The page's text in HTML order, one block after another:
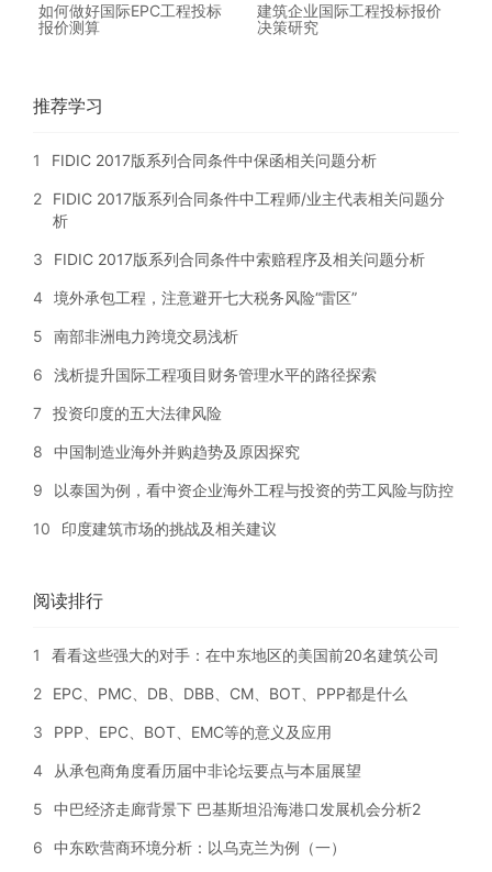
如何做好国际EPC工程投标
报价测算
建筑企业国际工程投标报价
决策研究
推荐学习
1 FIDIC 2017版系列合同条件中保函相关问题分析
2
FIDIC 2017版系列合同条件中工程师/业主代表相关问题分
析
3 FIDIC 2017版系列合同条件中索赔程序及相关问题分析
4 境外承包工程，注意避开七大税务风险“雷区”
5 南部非洲电力跨境交易浅析
6 浅析提升国际工程项目财务管理水平的路径探索
7 投资印度的五大法律风险
8 中国制造业海外并购趋势及原因探究
9 以泰国为例，看中资企业海外工程与投资的劳工风险与防控
10 印度建筑市场的挑战及相关建议
阅读排行
1 看看这些强大的对手：在中东地区的美国前20名建筑公司
2 EPC、PMC、DB、DBB、CM、BOT、PPP都是什么
3 PPP、EPC、BOT、EMC等的意义及应用
4 从承包商角度看历届中非论坛要点与本届展望
5 中巴经济走廊背景下 巴基斯坦沿海港口发展机会分析2
6 中东欧营商环境分析：以乌克兰为例（一）